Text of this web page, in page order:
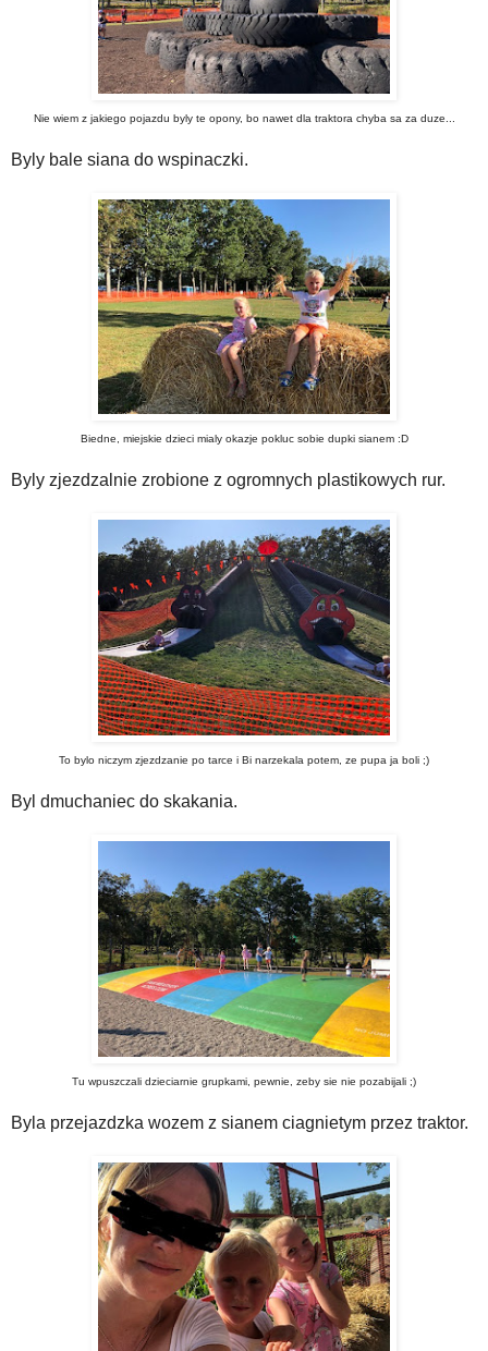
Nie wiem z jakiego pojazdu byly te opony, bo nawet dla traktora chyba sa za duze...
Byly bale siana do wspinaczki.
Biedne, miejskie dzieci mialy okazje pokluc sobie dupki sianem :D
Byly zjezdzalnie zrobione z ogromnych plastikowych rur.
To bylo niczym zjezdzanie po tarce i Bi narzekala potem, ze pupa ja boli ;)
Byl dmuchaniec do skakania.
Tu wpuszczali dzieciarnie grupkami, pewnie, zeby sie nie pozabijali ;)
Byla przejazdzka wozem z sianem ciagnietym przez traktor.